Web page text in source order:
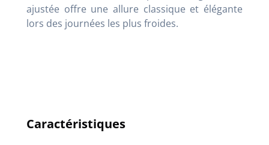
ajustée offre une allure classique et élégante
lors des journées les plus froides.
Caractéristiques